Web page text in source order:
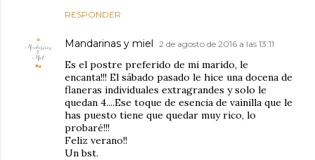
RESPONDER
Mandarinas y miel 2 de agosto de 2016 a las 13:11
Es el postre preferido de mi marido, le
encanta!!! El sábado pasado le hice una docena de
flaneras individuales extragrandes y solo le
quedan 4....Ese toque de esencia de vainilla que le
has puesto tiene que quedar muy rico, lo
probaré!!!
Feliz verano!!
Un bst.